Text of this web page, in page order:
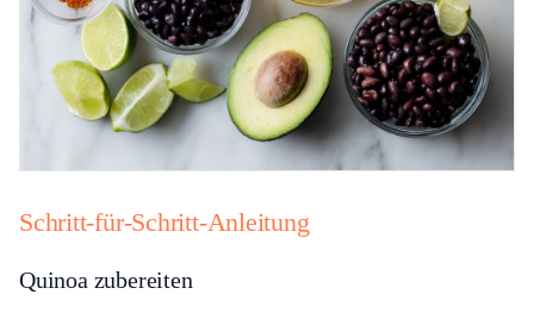
Schritt-für-Schritt-Anleitung
Quinoa zubereiten